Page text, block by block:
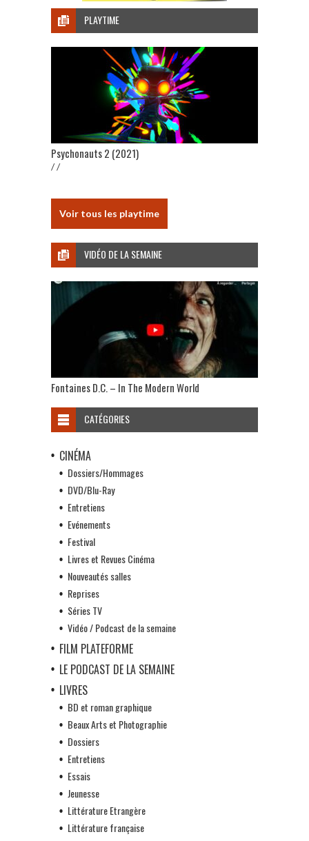
PLAYTIME
Psychonauts 2 (2021)
/ /
Voir tous les playtime
VIDÉO DE LA SEMAINE
Fontaines D.C. – In The Modern World
CATÉGORIES
CINÉMA
Dossiers/Hommages
DVD/Blu-Ray
Entretiens
Evénements
Festival
Livres et Revues Cinéma
Nouveautés salles
Reprises
Séries TV
Vidéo / Podcast de la semaine
FILM PLATEFORME
LE PODCAST DE LA SEMAINE
LIVRES
BD et roman graphique
Beaux Arts et Photographie
Dossiers
Entretiens
Essais
Jeunesse
Littérature Etrangère
Littérature française